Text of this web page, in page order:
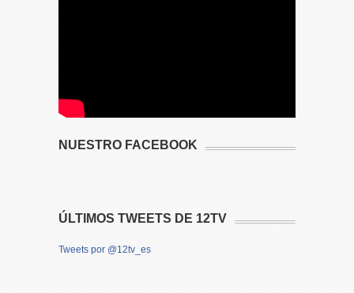
NUESTRO FACEBOOK
ÚLTIMOS TWEETS DE 12TV
Tweets por @12tv_es